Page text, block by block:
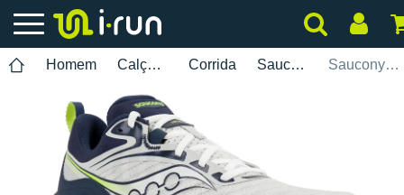
Homem Calçados Corrida Saucony Saucony Omni 23 ST